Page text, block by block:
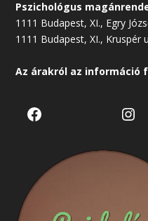
Pszichológus
1111 Budapest, XI., Egry
1111 Budapest, XI., Kruspér
Az árakról az információ
Facebook